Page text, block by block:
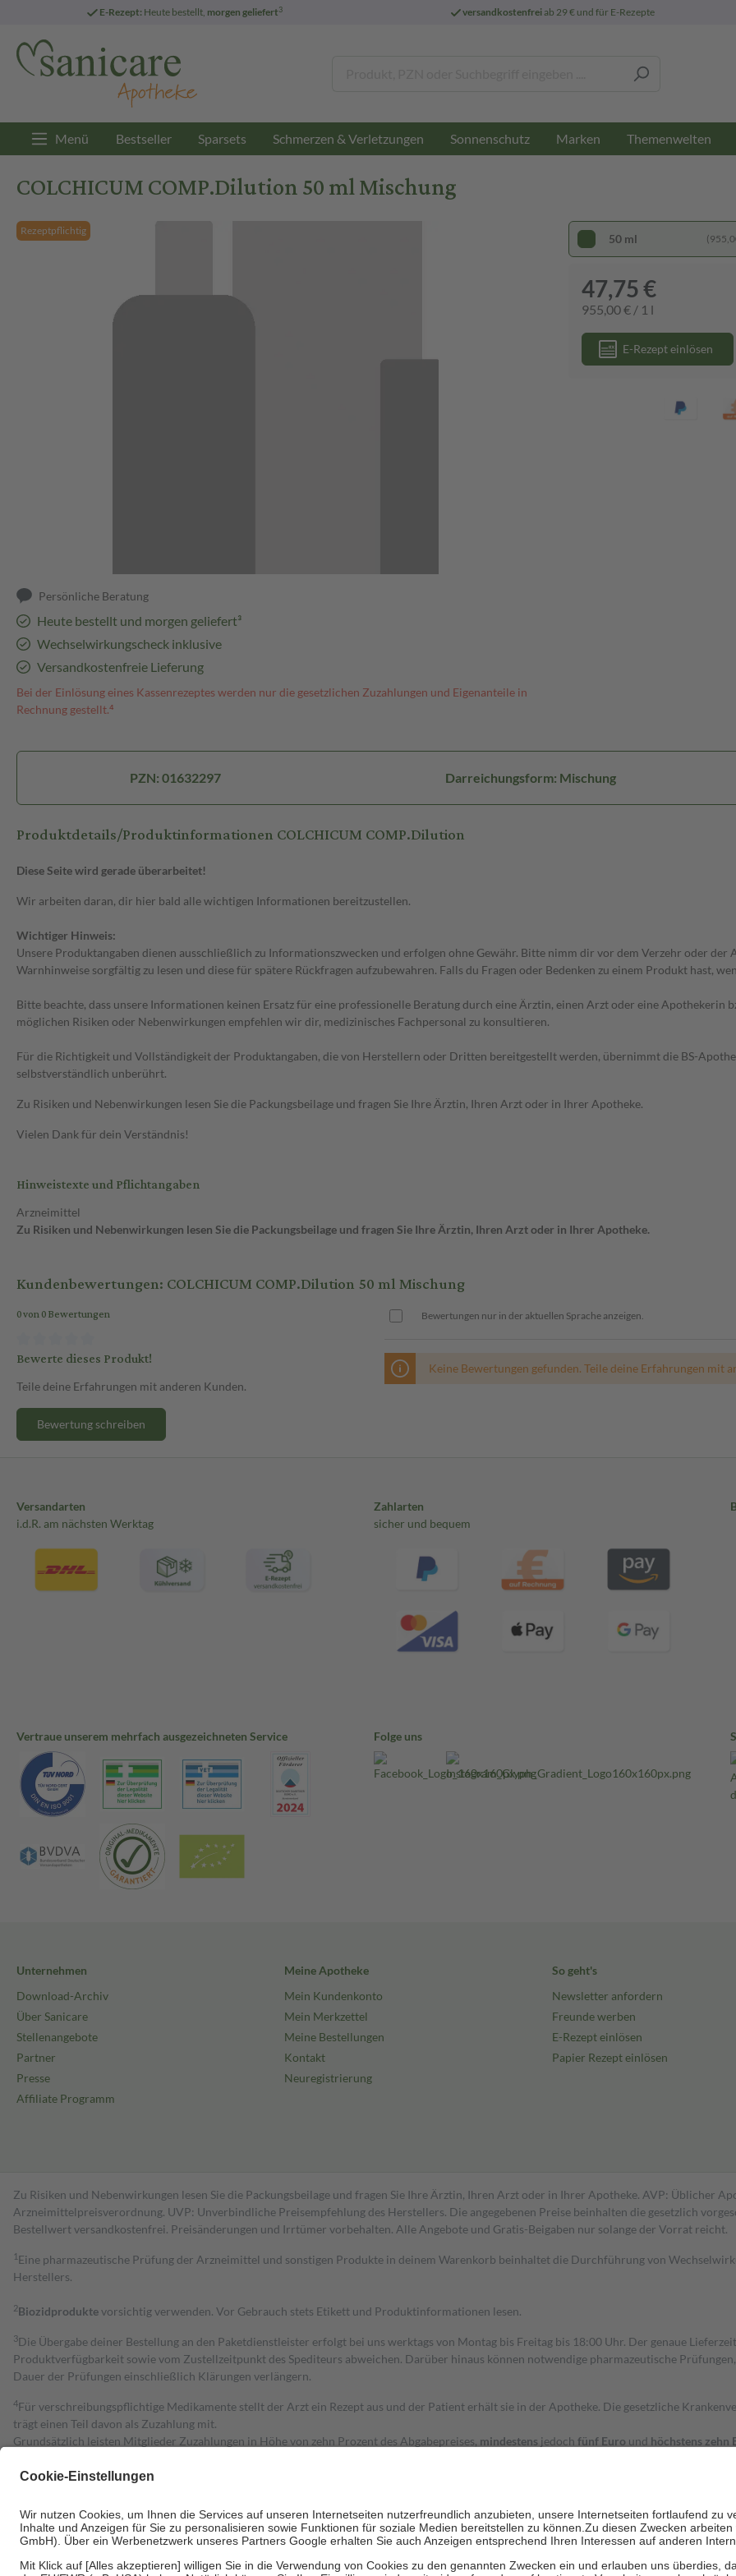
E-Rezept: Heute bestellt, morgen geliefert3 versandkostenfreiab 29 € und für E-Rezepte
Menü Bestseller Sparsets Schmerzen & Verletzungen Sonnenschutz Marken Themenwelten
COLCHICUM COMP.Dilution 50 ml Mischung
Rezeptpflichtig
Persönliche Beratung
Heute bestellt und morgen geliefert³
Wechselwirkungscheck inklusive
Versandkostenfreie Lieferung
Bei der Einlösung eines Kassenrezeptes werden nur die gesetzlichen Zuzahlungen und Eigenanteile in
Rechnung gestellt.⁴
50 ml
47,75 €
955,00 € / 1 l
E-Rezept einlösen
PZN: 01632297 Darreichungsform: Mischung
Produktdetails/Produktinformationen COLCHICUM COMP.Dilution
Diese Seite wird gerade überarbeitet!
Wir arbeiten daran, dir hier bald alle wichtigen Informationen bereitzustellen.
Wichtiger Hinweis:
Unsere Produktangaben dienen ausschließlich zu Informationszwecken und erfolgen ohne Gewähr. Bitte nimm dir vor dem Verzehr oder
Warnhinweise sorgfältig zu lesen und diese für spätere Rückfragen aufzubewahren. Falls du Fragen oder Bedenken zu einem Produkt hast,
Bitte beachte, dass unsere Informationen keinen Ersatz für eine professionelle Beratung durch eine Ärztin, einen Arzt oder eine Apothekerin
möglichen Risiken oder Nebenwirkungen empfehlen wir dir, medizinisches Fachpersonal zu konsultieren.
Für die Richtigkeit und Vollständigkeit der Produktangaben, die von Herstellern oder Dritten bereitgestellt werden, übernimmt die BS-
selbstverständlich unberührt.
Zu Risiken und Nebenwirkungen lesen Sie die Packungsbeilage und fragen Sie Ihre Ärztin, Ihren Arzt oder in Ihrer Apotheke.
Vielen Dank für dein Verständnis!
Hinweistexte und Pflichtangaben
Arzneimittel
Zu Risiken und Nebenwirkungen lesen Sie die Packungsbeilage und fragen Sie Ihre Ärztin, Ihren Arzt oder in Ihrer Apotheke.
Kundenbewertungen: COLCHICUM COMP.Dilution 50 ml Mischung
0 von 0 Bewertungen
Bewerte dieses Produkt!
Teile deine Erfahrungen mit anderen Kunden.
Bewertung schreiben
Bewertungen nur in der aktuellen Sprache anzeigen.
Keine Bewertungen gefunden. Teile deine Erfahrungen mit
Versandarten
i.d.R. am nächsten Werktag
Zahlarten
sicher und bequem
Vertraue unserem mehrfach ausgezeichneten Service Folge uns
Unternehmen
Download-Archiv
Über Sanicare
Stellenangebote
Partner
Presse
Affiliate Programm
Meine Apotheke
Mein Kundenkonto
Mein Merkzettel
Meine Bestellungen
Kontakt
Neuregistrierung
So geht's
Newsletter anfordern
Freunde werben
E-Rezept einlösen
Papier Rezept einlösen
Zu Risiken und Nebenwirkungen lesen Sie die Packungsbeilage und fragen Sie Ihre Ärztin, Ihren Arzt oder in Ihrer Apotheke. AVP: Üblicher
Arzneimittelpreisverordnung. UVP: Unverbindliche Preisempfehlung des Herstellers. Die angegebenen Preise beinhalten die gesetzlich
Bestell­wert versand­kosten­frei. Preisänderungen und Irrtümer vorbehalten. Alle Angebote und Gratis-Beigaben nur solange der Vorrat reicht.
1 Eine pharmazeutische Prüfung der Arzneimittel und sonstigen Produkte in deinem Warenkorb beinhaltet die Durchführung von
Herstellers.
2Biozidproduktevorsichtig verwenden. Vor Gebrauch stets Etikett und Produktinformationen lesen.
3Die Übergabe deiner Bestellung an den Paketdienstleister erfolgt bei uns werktags von Montag bis Freitag bis 18:00 Uhr. Der genaue
Produktverfügbarkeit sowie vom Zustellzeitpunkt des Spediteurs abweichen. Darüber hinaus können notwendige pharmazeutische
Dauer der Prüfungen einschließlich Klärungen verlängern.
4Für verschreibungspflichtige Medikamente stellt der Arzt ein Rezept aus und der Patient erhält sie in der Apotheke. Die gesetzliche
trägt einen Teil davon als Zuzahlung mit.
Grundsätzlich leisten Mitglieder Zuzahlungen in Höhe von zehn Prozent des Abgabepreises, mindestens jedoch fünf Euro und höchstens zehn
Diese Regeln gelten grundsätzlich auch für Online-Apotheken.
Um das Engagement der Versicherten für ihre eigene Gesundheit zu stärken und die besondere Stellung der Familie zu unterstützen, fallen
• Kindern und Jugendlichen bis zum vollendeten 18. Lebensjahr mit Ausnahme der Fahrkosten
• Untersuchungen zur Vorsorge und Früherkennung, die von der GKV getragen werden
• empfohlenen Schutzimpfungen